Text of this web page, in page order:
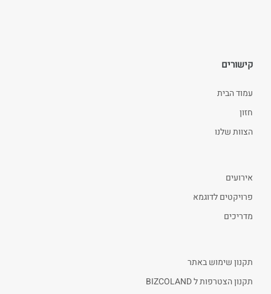
קישורים
עמוד הבית
חזון
הצוות שלנו
אירועים
פרויקטים לדוגמא
מדריכים
תקנון שימוש באתר
תקנון הצטרפות ל BIZCOLAND